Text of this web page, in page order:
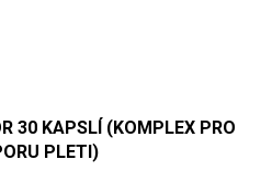
30 KAPSLÍ (KOMPLEX PRO
PLETI)